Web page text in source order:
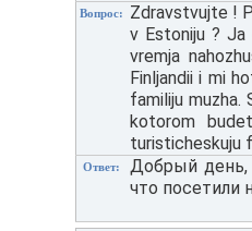
Вопрос:
Zdravstvujte !
v Estoniju ? Ja
vremja
Finljandii i mi
familiju
kotorom
turisticheskuju
Ответ:
Добрый
что посетили